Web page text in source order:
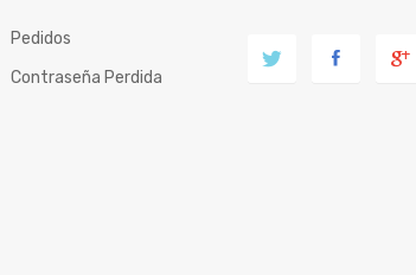
Pedidos
Contraseña Perdida